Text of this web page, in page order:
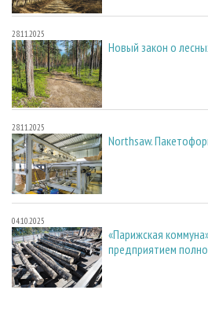
28.11.2025
Новый закон о
28.11.2025
Northsaw.
04.10.2025
«Парижская
предприятием